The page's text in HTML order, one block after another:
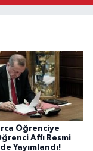
Öğrenciye
Affı Resmi
Yayımlandı!